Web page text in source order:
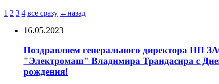
1 2 3 4 все сразу ←назад
16.05.2023
Поздравляем генерального директора НП
"Электромаш" Владимира Трандасира с
рождения!